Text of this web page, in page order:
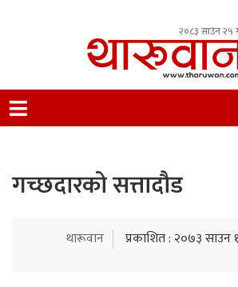
२०८३ साउन २५
Nepal.
गच्छदारको सत्तादौड
थारूवान प्रकाशित : २०७३ साउन